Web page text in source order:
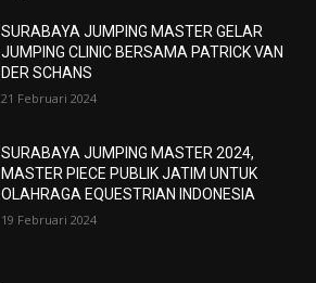
SURABAYA JUMPING MASTER GELAR
JUMPING CLINIC BERSAMA PATRICK VAN
DER SCHANS
21 Februari 2024
SURABAYA JUMPING MASTER 2024,
MASTER PIECE PUBLIK JATIM UNTUK
OLAHRAGA EQUESTRIAN INDONESIA
19 Februari 2024